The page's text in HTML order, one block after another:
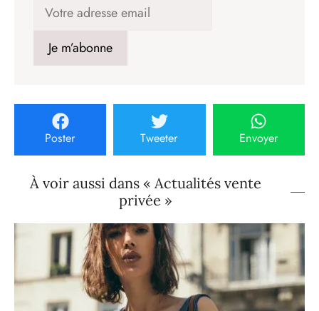
Poster Tweeter Envoyer
À voir aussi dans « Actualités vente
privée »